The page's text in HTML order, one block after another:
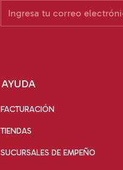
AYUDA
FACTURACIÓN
TIENDAS
SUCURSALES DE EMPEÑO